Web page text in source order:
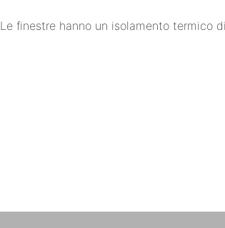
Le finestre hanno un isolamento termico